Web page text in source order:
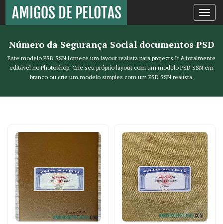
Toggle
Número da Segurança Social documentos PSD
Este modelo PSD SSN fornece um layout realista para projects.It é totalmente
editável no Photoshop. Crie seu próprio layout com um modelo PSD SSN em
branco ou crie um modelo simples com um PSD SSN realista.